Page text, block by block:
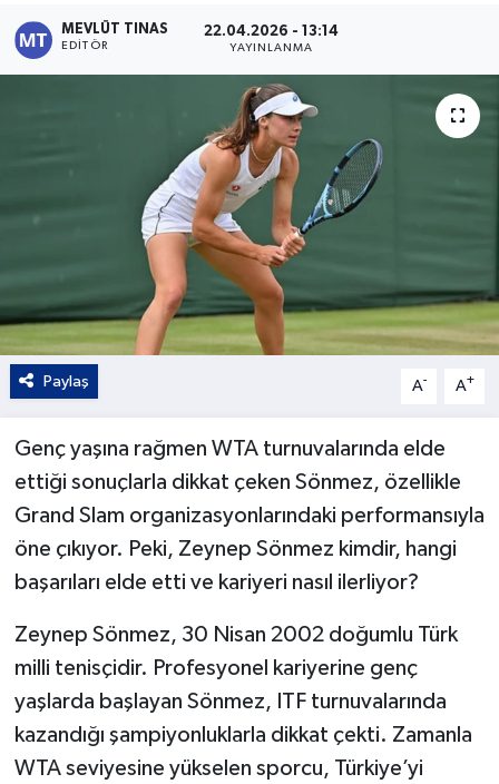
MEVLÜT TINAS
EDITÖR
22.04.2026 - 13:14
YAYINLANMA
Paylaş A- A+
Genç yaşına rağmen WTA turnuvalarında elde
ettiği sonuçlarla dikkat çeken Sönmez, özellikle
Grand Slam organizasyonlarındaki performansıyla
öne çıkıyor. Peki, Zeynep Sönmez kimdir, hangi
başarıları elde etti ve kariyeri nasıl ilerliyor?
Zeynep Sönmez, 30 Nisan 2002 doğumlu Türk
milli tenisçidir. Profesyonel kariyerine genç
yaşlarda başlayan Sönmez, ITF turnuvalarında
kazandığı şampiyonluklarla dikkat çekti. Zamanla
WTA seviyesine yükselen sporcu, Türkiye’yi
Yaşam